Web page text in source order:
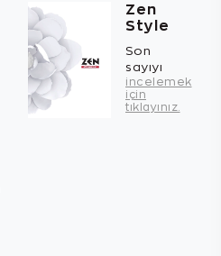
Zen
Style
Son
sayıyı
incelemek
için
tıklayınız.